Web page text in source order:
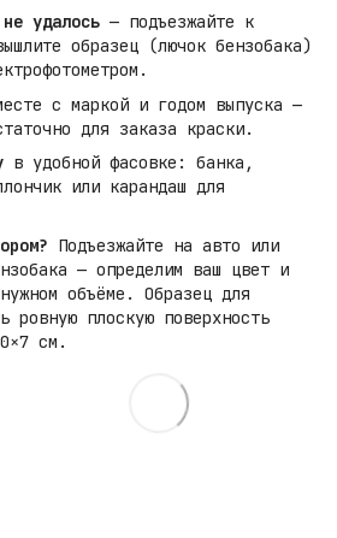
удалось — подъезжайте к
образец (лючок бензобака)
с маркой и годом выпуска —
для заказа краски.
в удобной фасовке: банка,
или карандаш для
Подъезжайте на авто или
— определим ваш цвет и
объёме. Образец для
ровную плоскую поверхность
см.